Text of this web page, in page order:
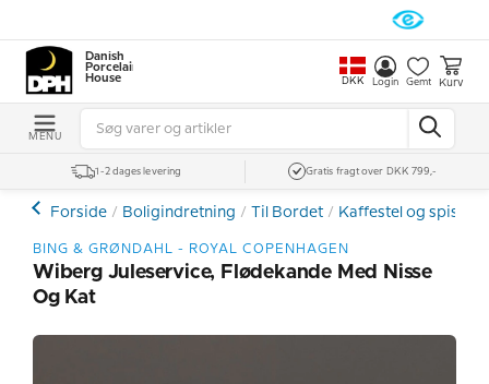
Danish
Porcelain
House
DKK Login Gemt Kurv
MENU
1-2 dages levering Gratis fragt over DKK 799,-
Forside Boligindretning Til Bordet Kaffestel og
BING & GRØNDAHL - ROYAL COPENHAGEN
Wiberg Juleservice, Flødekande Med Nisse
Og Kat